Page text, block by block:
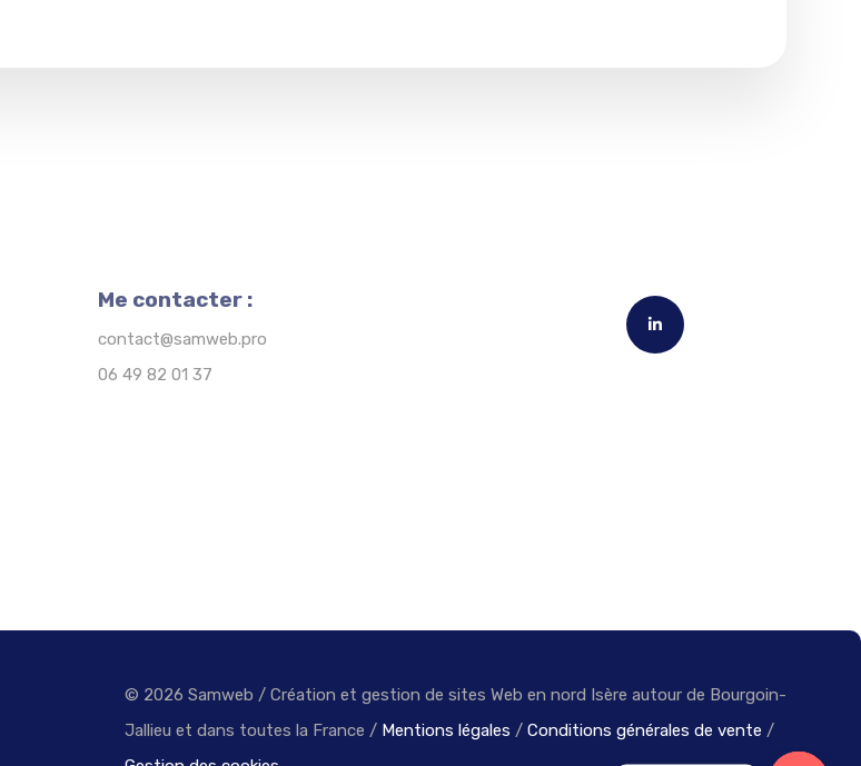
Me contacter :
contact@samweb.pro
06 49 82 01 37
© 2026 Samweb / Création et gestion de sites Web en nord Isère autour de Bourgoin-
Jallieu et dans toutes la France / Mentions légales / Conditions générales de vente /